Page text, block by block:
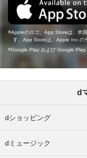
Appleのロゴ、App Storeは、米
す。App Storeは、Apple Inc.の
Google Play および Google Play
d
dショッピング
dミュージック